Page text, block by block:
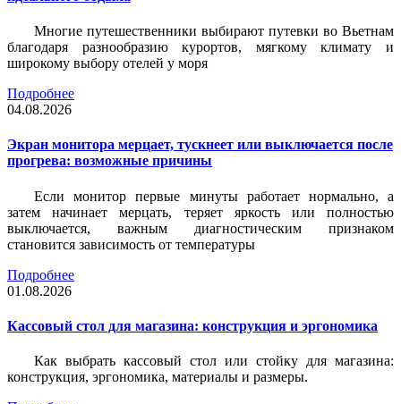
Многие путешественники выбирают путевки во Вьетнам
благодаря разнообразию курортов, мягкому климату и
широкому выбору отелей у моря
Подробнее
04.08.2026
Экран монитора мерцает, тускнеет или выключается после
прогрева: возможные причины
Если монитор первые минуты работает нормально, а
затем начинает мерцать, теряет яркость или полностью
выключается, важным диагностическим признаком
становится зависимость от температуры
Подробнее
01.08.2026
Кассовый стол для магазина: конструкция и эргономика
Как выбрать кассовый стол или стойку для магазина:
конструкция, эргономика, материалы и размеры.